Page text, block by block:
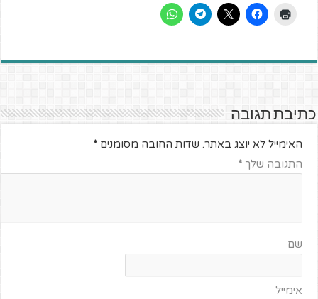
כתיבת תגובה
האימייל לא יוצג באתר. שדות החובה מסומנים*
התגובה שלך*
שם
אימייל